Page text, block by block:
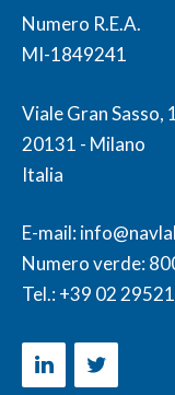
Numero R.E.A.
MI-1849241
Viale Gran Sasso,
20131 - Milano
Italia
E-mail:
Numero verde:
Tel.:+39 02